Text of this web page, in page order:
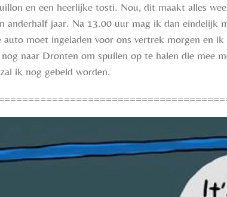
en een heerlijke tosti. Nou, dit maakt alles
anderhalf jaar. Na 13.00 uur mag ik dan eindelijk
moet ingeladen voor ons vertrek morgen en
naar Dronten om spullen op te halen die mee
ik nog gebeld worden.